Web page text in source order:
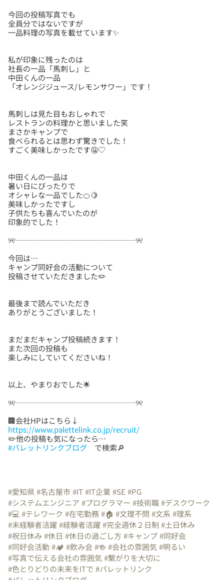
今回の投稿写真でも
全員分ではないですが
私が印象に残ったのは
社長の一品「馬刺し」と
中田くんの一品
馬刺しは見た目もおしゃれで
レストランの料理かと思いました笑
まさかキャンプで
食べられるとは思わず驚きでした！
中田くんの一品は
暑い日にぴったりで
オシャレな一品でした🍊🍋
美味しかったですし
子供たちも喜んでいたのが
今回は…
キャンプ同好会の活動について
最後まで読んでいただき
まだまだキャンプ投稿続きます！
また次回の投稿も
https://www.palettelink.co.jp/recruit/
#パレットリンクブログ で検索🔎
#愛知県#名古屋市 #IT#IT企業 #SE #PG
#システムエンジニア #プログラマー #技術職#デスクワーク
#💻 #テレワーク #在宅勤務#🏠 #文理不問 #文系 #理系
#未経験者活躍 #経験者活躍 #完全週休２日制 #土日休み
#祝日休み #休日 #休日の過ごし方#キャンプ#同好会
#同好会活動 #🏕️ #飲み会#🍻 #会社の雰囲気#明るい
#写真で伝える会社の雰囲気#繋がりを大切に
#色とりどりの未来をITで #パレットリンク